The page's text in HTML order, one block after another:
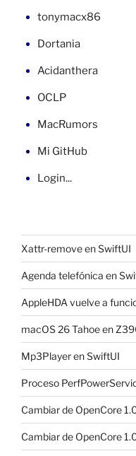
tonymacx86
Dortania
Acidanthera
OCLP
MacRumors
Mi GitHub
Login...
Xattr-remove en SwiftUI
Agenda telefónica en
AppleHDA vuelve a
macOS 26 Tahoe en
Mp3Player en SwiftUI
Proceso
Cambiar de OpenCore
Cambiar de OpenCore